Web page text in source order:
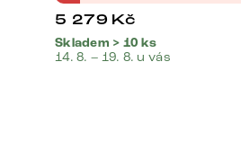
5 279 Kč
Skladem > 10 ks
14. 8. – 19. 8. u vás